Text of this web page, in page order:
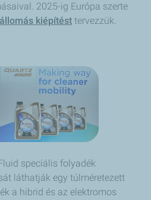
2025-ig Európa szerte
kiépítést tervezzük.
speciális folyadék
láthatják egy túlméretezett
a hibrid és az elektromos